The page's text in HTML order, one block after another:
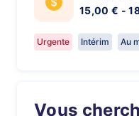
15,00 € -
Urgente Intérim Au
Vous